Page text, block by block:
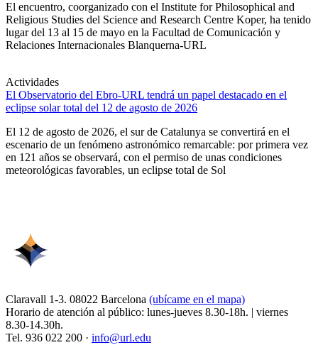
El encuentro, coorganizado con el Institute for Philosophical and
Religious Studies del Science and Research Centre Koper, ha tenido
lugar del 13 al 15 de mayo en la Facultad de Comunicación y
Relaciones Internacionales Blanquerna-URL
Actividades
El Observatorio del Ebro-URL tendrá un papel destacado en el
eclipse solar total del 12 de agosto de 2026
El 12 de agosto de 2026, el sur de Catalunya se convertirá en el
escenario de un fenómeno astronómico remarcable: por primera vez
en 121 años se observará, con el permiso de unas condiciones
meteorológicas favorables, un eclipse total de Sol
Claravall 1-3. 08022 Barcelona (ubícame en el mapa)
Horario de atención al público: lunes-jueves 8.30-18h. | viernes
8.30-14.30h.
Tel. 936 022 200 · info@url.edu